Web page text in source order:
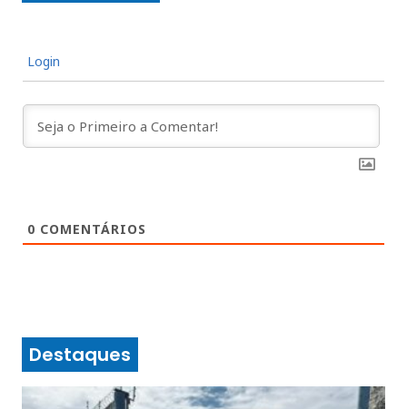
Login
0 COMENTÁRIOS
Destaques